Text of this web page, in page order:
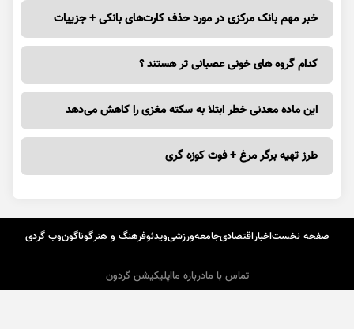
خبر مهم بانک مرکزی در مورد حذف کارت‌های بانکی + جزییات
کدام گروه های خونی عصبانی تر هستند ؟
این ماده معدنی خطر ابتلا به سکته مغزی را کاهش می‌دهد
طرز تهیه برگر مرغ + فوت کوزه گری
صفحه نخستاخباراقتصادیجامعهورزشیویدئوفرهنگ و هنرگوناگونوب گردی
تماس با مادرباره مااپلیکیشن گردون